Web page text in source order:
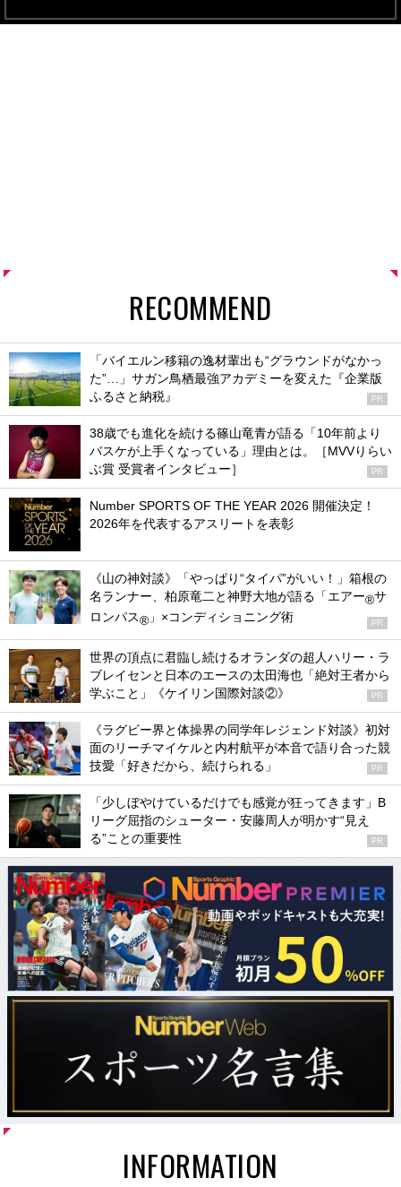
RECOMMEND
「バイエルン移籍の逸材輩出も“グラウンドがなかっ
た”…」サガン鳥栖最強アカデミーを変えた『企業版
ふるさと納税』
PR
38歳でも進化を続ける篠山竜青が語る「10年前より
バスケが上手くなっている」理由とは。［MVVりらい
ぶ賞 受賞者インタビュー］
PR
Number SPORTS OF THE YEAR 2026 開催決定！
2026年を代表するアスリートを表彰
《山の神対談》「やっぱり“タイパ”がいい！」箱根の
名ランナー、柏原竜二と神野大地が語る「エアー®サ
ロンパス® 」×コンディショニング術 PR
世界の頂点に君臨し続けるオランダの超人ハリー・ラ
ブレイセンと日本のエースの太田海也「絶対王者から
学ぶこと」《ケイリン国際対談②》
PR
《ラグビー界と体操界の同学年レジェンド対談》初対
面のリーチマイケルと内村航平が本音で語り合った競
技愛「好きだから、続けられる」
PR
「少しぼやけているだけでも感覚が狂ってきます」B
リーグ屈指のシューター・安藤周人が明かす“見え
る”ことの重要性
PR
INFORMATION